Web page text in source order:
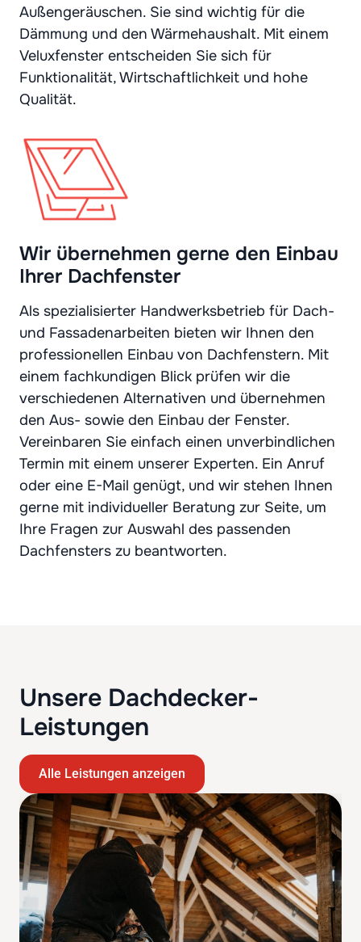
Außengeräuschen. Sie sind wichtig für die
Dämmung und den Wärmehaushalt. Mit einem
Veluxfenster entscheiden Sie sich für
Funktionalität, Wirtschaftlichkeit und hohe
Qualität.
Wir übernehmen gerne den Einbau
Ihrer Dachfenster
Als spezialisierter Handwerksbetrieb für Dach-
und Fassadenarbeiten bieten wir Ihnen den
professionellen Einbau von Dachfenstern. Mit
einem fachkundigen Blick prüfen wir die
verschiedenen Alternativen und übernehmen
den Aus- sowie den Einbau der Fenster.
Vereinbaren Sie einfach einen unverbindlichen
Termin mit einem unserer Experten. Ein Anruf
oder eine E-Mail genügt, und wir stehen Ihnen
gerne mit individueller Beratung zur Seite, um
Ihre Fragen zur Auswahl des passenden
Dachfensters zu beantworten.
Unsere Dachdecker-
Leistungen
Alle Leistungen anzeigen